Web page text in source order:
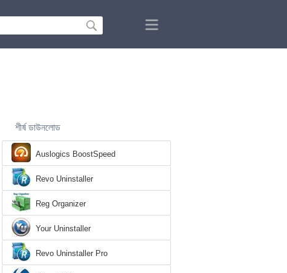
শীর্ষ ডাউনলোড
Auslogics BoostSpeed
Revo Uninstaller
Reg Organizer
Your Uninstaller
Revo Uninstaller Pro